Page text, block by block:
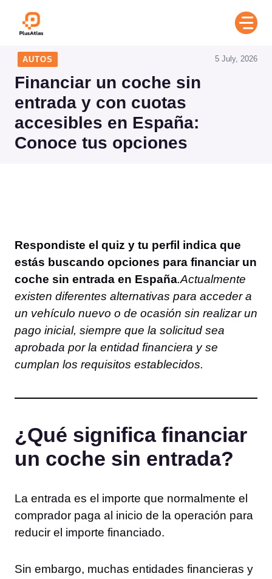
AUTOS
Financiar un coche sin
entrada y con cuotas
accesibles en España:
Conoce tus opciones
5 July, 2026
Respondiste el quiz y tu perfil indica que
estás buscando opciones para financiar un
coche sin entrada en España.Actualmente
existen diferentes alternativas para acceder a
un vehículo nuevo o de ocasión sin realizar un
pago inicial, siempre que la solicitud sea
aprobada por la entidad financiera y se
cumplan los requisitos establecidos.
¿Qué significa financiar
un coche sin entrada?
La entrada es el importe que normalmente el
comprador paga al inicio de la operación para
reducir el importe financiado.
Sin embargo, muchas entidades financieras y